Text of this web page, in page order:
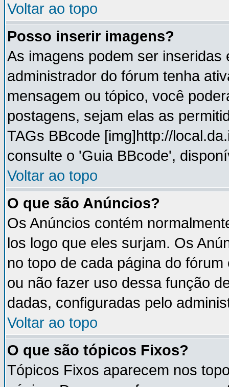
Voltar ao topo
Posso inserir imagens?
As imagens podem ser
administrador do fórum tenha
mensagem ou tópico, você
postagens, sejam elas as
TAGs BBcode [img]http://
consulte o 'Guia BBcode',
Voltar ao topo
O que são Anúncios?
Os Anúncios contém
los logo que eles surjam. Os
no topo de cada página do
ou não fazer uso dessa função
dadas, configuradas pelo
Voltar ao topo
O que são tópicos Fixos?
Tópicos Fixos aparecem nos